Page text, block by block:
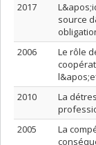
2017
source
2006
Le rôle
2010
La
2005
La